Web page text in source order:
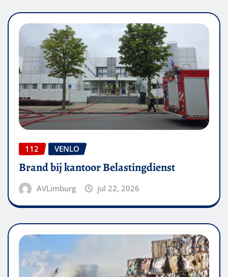
112 VENLO
Brand bij kantoor Belastingdienst
AVLimburg jul 22, 2026